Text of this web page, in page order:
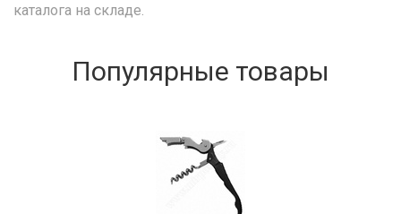
каталога на складе.
Популярные товары